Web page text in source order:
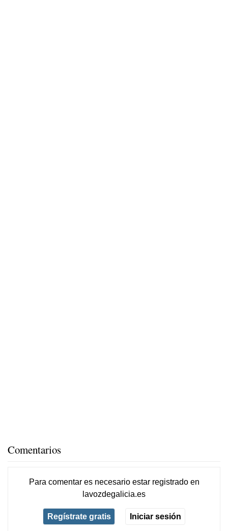
Comentarios
Para comentar es necesario estar registradoen
lavozdegalicia.es
Regístrate gratis Iniciar sesión